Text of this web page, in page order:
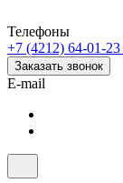
Телефоны
+7 (4212) 64-01-23
Заказать звонок
E-mail